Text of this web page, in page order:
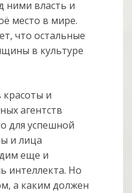
ними власть и
место в мире.
что остальные
в культуре
красоты и
агентств
для успешной
и лица
еще и
интеллекта. Но
а каким должен